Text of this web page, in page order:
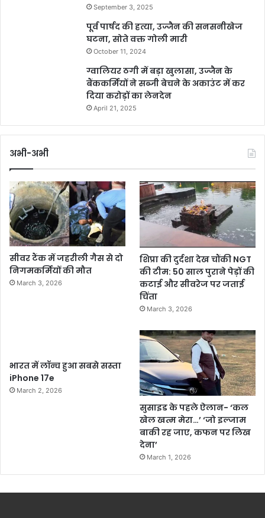
September 3, 2025
पूर्व पार्षद की हत्या, उज्जैन की सनसनीखेज
घटना, सोते वक्त गोली मारी
October 11, 2024
ग्वालियर ठगी में बड़ा खुलासा, उज्जैन के
बैंककर्मियों ने सब्जी बेचने के अकाउंट में कर
दिया करोड़ों का लेनदेन
April 21, 2025
अभी-अभी
सीवर टैंक में जहरीली गैस से दो
निगमकर्मियों की मौत
March 3, 2026
शिप्रा की दुर्दशा देख चौंकी NGT
की टीम: 50 साल पुराने पेड़ों की
कटाई और सीवरेज पर जताई
चिंता
March 3, 2026
भारत में लॉन्च हुआ सबसे सस्ता
iPhone 17e
March 2, 2026
सुसाइड के पहले ऐलान- ‘कल
खेल खत्म मेरा…’ ‘जो इल्जाम
बाकी रह जाए, कफन पर लिख
देना’
March 1, 2026